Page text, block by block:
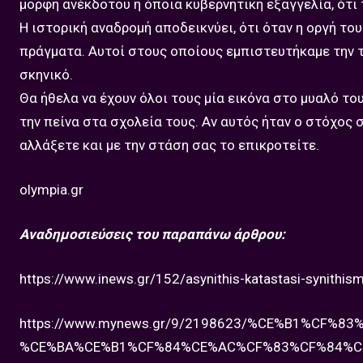
μορφή ανέκδοτου η όποια κυβερνητική εξαγγελία,
Η ιστορική αναδρομή αποδεικνύει, ότι όταν η οργή
πράγματα. Αυτοί στους οποίους εμπιστευτήκαμε την
σκηνικό.
Θα ήθελα να έχουν όλοι τους μία εικόνα στο μυαλό
την πείνα στα σχολεία τους. Αν αυτός ήταν ο στόχος
αλλάξετε και με την στάση σας το επικροτείτε.
olympia.gr
Αναδημοσιεύσεις του παραπάνω άρθρου:
https://www.inews.gr/152/asynithis-katastasi-
https://www.mynews.gr/9/2198623/